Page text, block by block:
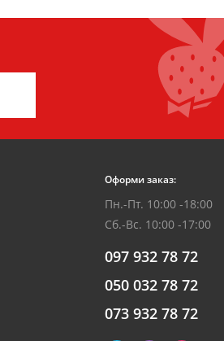
Оформи заказ:
Пн.-Пт. 10:00 -18:00
Сб.-Вс. 10:00 -17:00
097 932 78 72
050 032 78 72
073 932 78 72